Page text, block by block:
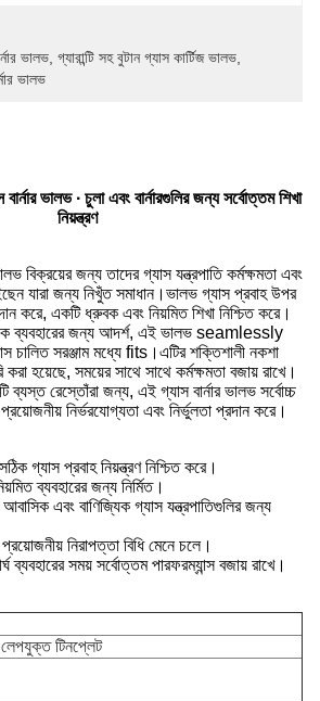
ভালভ গ্যারান্টি সহ বুটান গ্যাস কার্টিজ ভালভ
ভালভ
ভালভ ∙ চুলা এবং বার্নারগুলির জন্য সর্বোত্তম শিখা
নিয়ন্ত্রণ
বিক্রয়ের জন্য তাদের গ্যাস যন্ত্রপাতি কর্মক্ষমতা এবং
যারা জন্য নিখুঁত সমাধান।ভালভ গ্যাস প্রবাহ উপর
করে, একটি ধ্রুবক এবং নিয়মিত শিখা নিশ্চিত করে।
ব্যবহারের জন্য আদর্শ, এই ভালভ seamlessly
চালিত সরঞ্জাম মধ্যে fits।এটির শক্তিশালী নকশা
করা হয়েছে, সময়ের সাথে সাথে কর্মক্ষমতা বজায় রাখে।
ব্যস্ত রেস্তোঁরা জন্য, এই গ্যাস বার্নার ভালভ সর্বোচ্চ
নির্ভরযোগ্যতা এবং নির্ভুলতা প্রদান করে।
গ্যাস প্রবাহ নিয়ন্ত্রণ নিশ্চিত করে।
ব্যবহারের জন্য নির্মিত।
এবং বাণিজ্যিক গ্যাস যন্ত্রপাতিগুলির জন্য
নিরাপত্তা বিধি মেনে চলে।
ব্যবহারের সময় সর্বোত্তম পারফরম্যান্স বজায় রাখে।
টিনপ্লেট